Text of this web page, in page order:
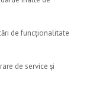
de funcționalitate
de service și